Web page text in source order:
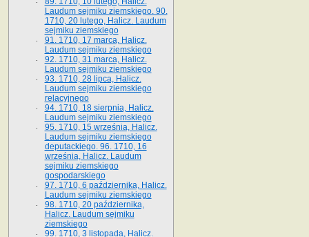
Laudum sejmiku ziemskiego. 90.
1710, 20 lutego, Halicz. Laudum
sejmiku ziemskiego
91. 1710, 17 marca, Halicz.
Laudum sejmiku ziemskiego
92. 1710, 31 marca, Halicz.
Laudum sejmiku ziemskiego
93. 1710, 28 lipca, Halicz.
Laudum sejmiku ziemskiego
relacyjnego
94. 1710, 18 sierpnia, Halicz.
Laudum sejmiku ziemskiego
95. 1710, 15 września, Halicz.
Laudum sejmiku ziemskiego
deputackiego. 96. 1710, 16
września, Halicz. Laudum
sejmiku ziemskiego
gospodarskiego
97. 1710, 6 października, Halicz.
Laudum sejmiku ziemskiego
98. 1710, 20 października,
Halicz. Laudum sejmiku
ziemskiego
99. 1710, 3 listopada, Halicz.